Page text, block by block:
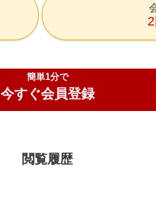
簡単1分で
今すぐ会員登録
閲覧履歴